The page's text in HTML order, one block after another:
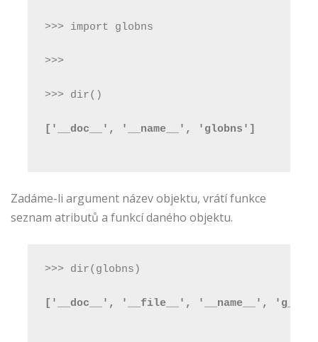
>>> import globns
>>>
>>> dir()
['__doc__', '__name__', 'globns']
Zadáme-li argument název objektu, vrátí funkce
seznam atributů a funkcí daného objektu.
>>> dir(globns)
['__doc__', '__file__', '__name__',